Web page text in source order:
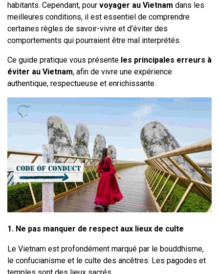
habitants. Cependant, pour voyager au Vietnam dans les
meilleures conditions, il est essentiel de comprendre
certaines règles de savoir-vivre et d’éviter des
comportements qui pourraient être mal interprétés.
Ce guide pratique vous présente les principales erreurs à
éviter au Vietnam, afin de vivre une expérience
authentique, respectueuse et enrichissante.
1. Ne pas manquer de respect aux lieux de culte
Le Vietnam est profondément marqué par le bouddhisme,
le confucianisme et le culte des ancêtres. Les pagodes et